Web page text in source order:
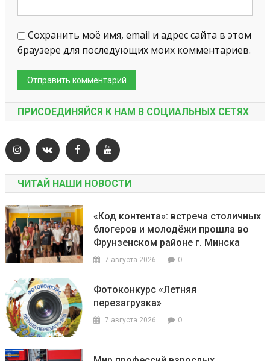
Сохранить моё имя, email и адрес сайта в этом
браузере для последующих моих комментариев.
ПРИСОЕДИНЯЙСЯ К НАМ В СОЦИАЛЬНЫХ СЕТЯХ
ЧИТАЙ НАШИ НОВОСТИ
«Код контента»: встреча столичных
блогеров и молодёжи прошла во
Фрунзенском районе г. Минска
7 августа 2026 0
Фотоконкурс «Летняя
перезагрузка»
7 августа 2026 0